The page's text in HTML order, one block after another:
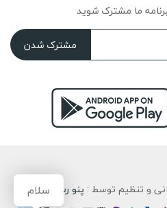
ما مشترک شوید
مشترک شدن
و تنظیم توسط : پنو رسانسلام